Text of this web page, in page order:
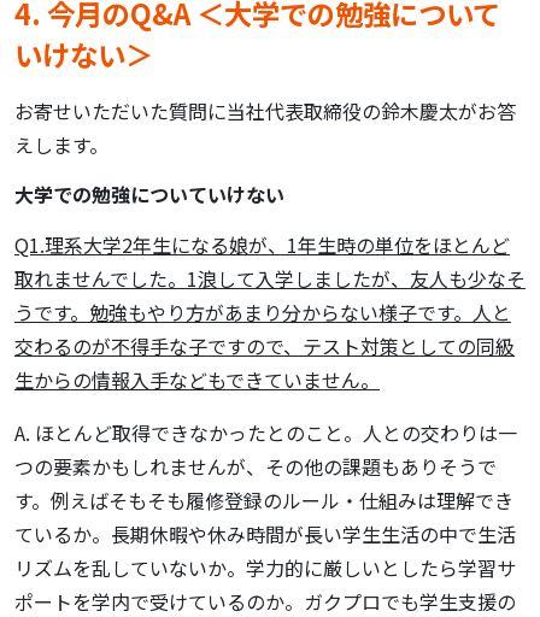
4. 今月のQ&A ＜大学での勉強について
いけない＞
お寄せいただいた質問に当社代表取締役の鈴木慶太がお答
えします。
大学での勉強についていけない
Q1.理系大学2年生になる娘が、1年生時の単位をほとんど
取れませんでした。1浪して入学しましたが、友人も少なそ
うです。勉強もやり方があまり分からない様子です。人と
交わるのが不得手な子ですので、テスト対策としての同級
生からの情報入手などもできていません。
A. ほとんど取得できなかったとのこと。人との交わりは一
つの要素かもしれませんが、その他の課題もありそうで
す。例えばそもそも履修登録のルール・仕組みは理解でき
ているか。長期休暇や休み時間が長い学生生活の中で生活
リズムを乱していないか。学力的に厳しいとしたら学習サ
ポートを学内で受けているのか。ガクプロでも学生支援の